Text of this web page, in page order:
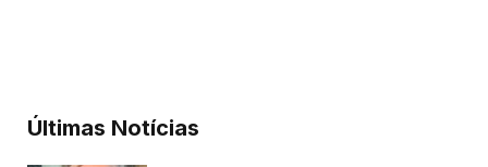
Últimas Notícias